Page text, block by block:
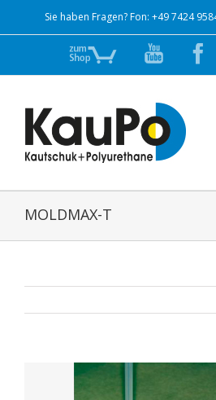
Sie haben Fragen? Fon: +49 7424
Zum
Shop
YouTube
MOLDMAX-T